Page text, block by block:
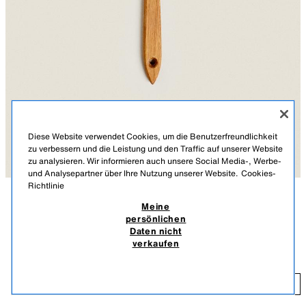
MATERIALZUSAMMENSETZUNG
Körperbürste für das Bad aus Eichenholz mit Griff und weichen und
flexiblen Borsten. In Kombination mit guter Seife erzeugt sie einen
HELLBEIGE 8535/489/052
KÖRPERBÜRSTE IRIS HANTVERK
Diese Website verwendet Cookies, um die Benutzerfreundlichkeit
zu verbessern und die Leistung und den Traffic auf unserer Website
zu analysieren. Wir informieren auch unsere Social Media-, Werbe-
und Analysepartner über Ihre Nutzung unserer Website. Cookies-
Richtlinie
Meine
persönlichen
Daten nicht
verkaufen